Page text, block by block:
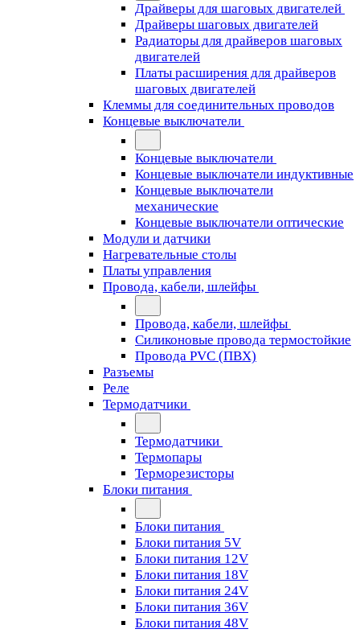
Драйверы для шаговых двигателей
Драйверы шаговых двигателей
Радиаторы для драйверов шаговых
двигателей
Платы расширения для драйверов
шаговых двигателей
Клеммы для соединительных проводов
Концевые выключатели
Концевые выключатели
Концевые выключатели индуктивные
Концевые выключатели
механические
Концевые выключатели оптические
Модули и датчики
Нагревательные столы
Платы управления
Провода, кабели, шлейфы
Провода, кабели, шлейфы
Силиконовые провода термостойкие
Провода PVC (ПВХ)
Разъемы
Реле
Термодатчики
Термодатчики
Термопары
Терморезисторы
Блоки питания
Блоки питания
Блоки питания 5V
Блоки питания 12V
Блоки питания 18V
Блоки питания 24V
Блоки питания 36V
Блоки питания 48V